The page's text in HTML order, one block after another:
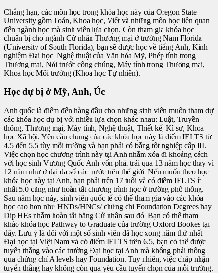
Chẳng hạn, các môn học trong khóa học này của Oregon State
University gồm Toán, Khoa học, Viết và những môn học liên quan
đến ngành học mà sinh viên lựa chọn. Còn tham gia khóa học
chuẩn bị cho ngành Cử nhân Thương mại ở trường Nam Florida
(University of South Florida), bạn sẽ được học về tiếng Anh, Kinh
nghiệm Đại học, Nghệ thuật của Văn hóa Mỹ, Phép tính trong
Thương mại, Nói trước công chúng, Máy tính trong Thương mại,
Khoa học Môi trường (Khoa học Tự nhiên).
Học dự bị ở Mỹ, Anh, Úc
Anh quốc là điểm đến hàng đầu cho những sinh viên muốn tham dự
các khóa học dự bị với nhiều lựa chọn khác nhau: Luật, Truyền
thông, Thương mại, Máy tính, Nghệ thuật, Thiết kế, Kĩ sư, Khoa
học Xã hội. Yêu cầu chung của các khóa học này là điểm IELTS từ
4.5 đến 5.5 tùy mỗi trường và bạn phải có bằng tốt nghiệp cấp III.
Việc chọn học chương trình này tại Anh nhằm xóa đi khoảng cách
với học sinh Vương Quốc Anh vốn phải trải qua 13 năm học thay vì
12 năm như ở đại đa số các nước trên thế giới. Nếu muốn theo học
khóa học này tại Anh, bạn phải trên 17 tuổi và có điểm IELTS ít
nhất 5.0 cũng như hoàn tất chương trình học ở trường phổ thông.
Sau năm học này, sinh viên quốc tế có thể tham gia vào các khóa
học cao hơn như HNDs/HNCs/ chứng chỉ Foundation Degrees hay
Dip HEs nhằm hoàn tất bằng Cử nhân sau đó. Bạn có thể tham
khảo khóa học Pathway to Graduate của trường Oxford Bookes tại
đây. Lưu ý là đối với một số sinh viên đã học xong năm thứ nhất
Đại học tại Việt Nam và có điểm IELTS trên 6.5, bạn có thể được
tuyển thẳng vào các trường Đại học tại Anh mà không phải thông
qua chứng chỉ A levels hay Foundation. Tuy nhiên, việc chấp nhận
tuyển thẳng hay không còn qua yêu cầu tuyển chọn của mỗi trường.